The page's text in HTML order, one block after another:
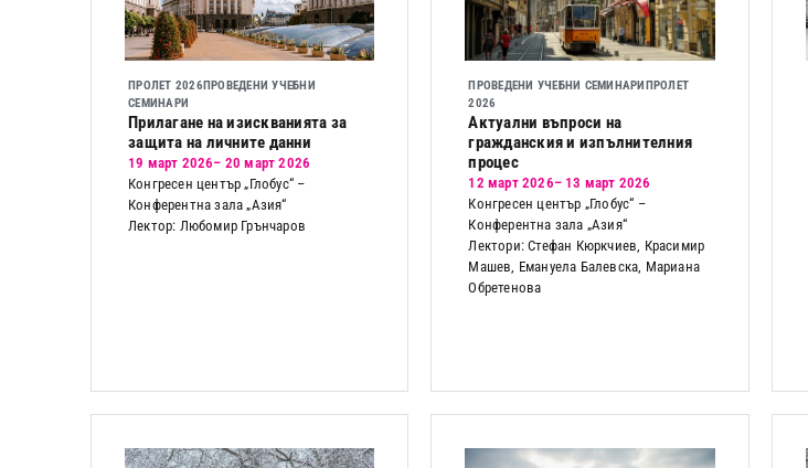
ПРОЛЕТ 2026 ПРОВЕДЕНИ УЧЕБНИ
СЕМИНАРИ
Прилагане на изискванията за
защита на личните данни
19 март 2026– 20 март 2026
Конгресен център „Глобус“ –
Конферентна зала „Азия“
Лектор: Любомир Грънчаров
ПРОВЕДЕНИ УЧЕБНИ СЕМИНАРИ ПРОЛЕТ
2026
Актуални въпроси на
гражданския и изпълнителния
процес
12 март 2026– 13 март 2026
Конгресен център „Глобус“ –
Конферентна зала „Азия“
Лектори: Стефан Кюркчиев, Красимир
Машев, Емануела Балевска, Мариана
Обретенова